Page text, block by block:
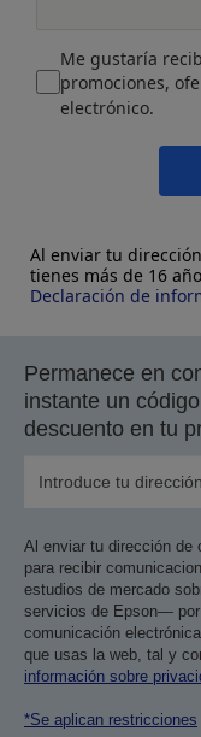
Me gustaría
promociones,
electrónico.
Al enviar tu
tienes más de 16
Declaración de
Permanece en
instante un
descuento en tu
Al enviar tu dirección de
para recibir
estudios de mercado
servicios de Epson—
comunicación
que usas la web, tal y
información sobre
*Se aplican restricciones